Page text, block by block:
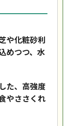
や化粧砂利
めつつ、水
た、高強度
やささくれ